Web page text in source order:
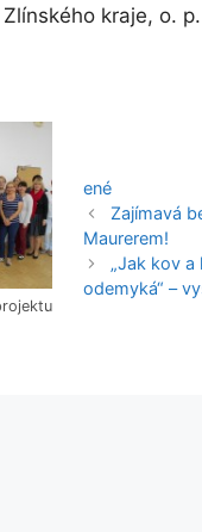
kraje, o.
ené
Zajímavá
Maurerem!
„Jak kov a
odemyká“ –